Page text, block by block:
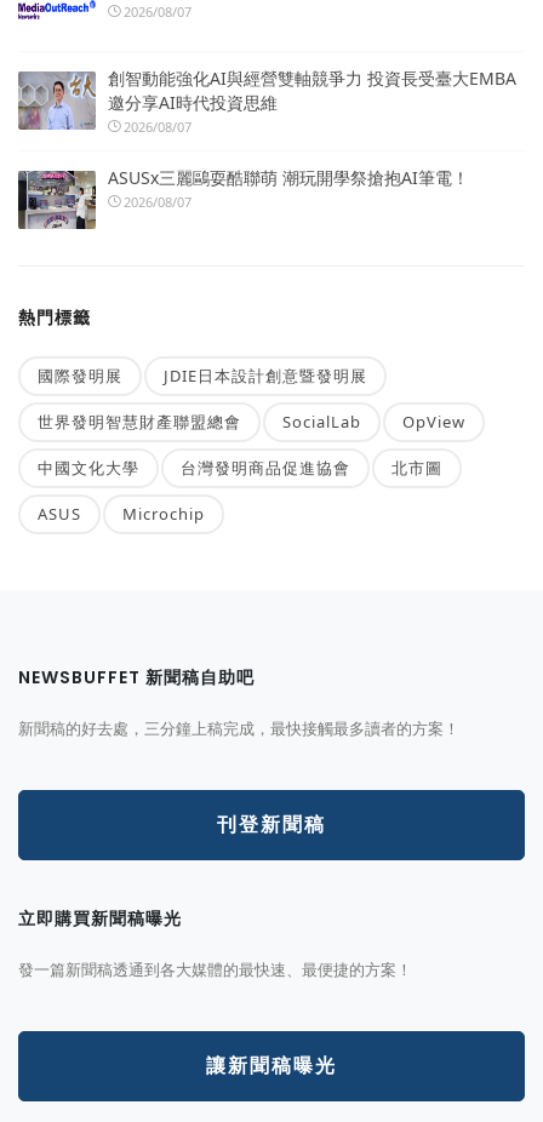
2026/08/07
創智動能強化AI與經營雙軸競爭力 投資長受臺大EMBA
邀分享AI時代投資思維
2026/08/07
ASUSx三麗鷗耍酷聯萌 潮玩開學祭搶抱AI筆電！
2026/08/07
熱門標籤
國際發明展 JDIE日本設計創意暨發明展
世界發明智慧財產聯盟總會 SocialLab OpView
中國文化大學 台灣發明商品促進協會 北市圖
ASUS Microchip
NEWSBUFFET 新聞稿自助吧
新聞稿的好去處，三分鐘上稿完成，最快接觸最多讀者的方案！
刊登新聞稿
立即購買新聞稿曝光
發一篇新聞稿透通到各大媒體的最快速、最便捷的方案！
讓新聞稿曝光